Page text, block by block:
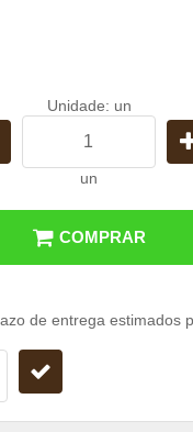
Unidade: un
un
COMPRAR
de entrega estimados